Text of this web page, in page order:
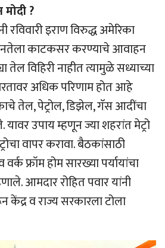
?
रविवारी इराण विरुद्ध अमेरिका
जनतेला काटकसर करण्याचे आवाहन
विहिरी नाहीत त्यामुळे सध्याच्या
अधिक परिणाम होत आहे
तेल, पेट्रोल, डिझेल, गॅस आदींचा
उपाय म्हणून ज्या शहरांत मेट्रो
वापर करावा. बैठकांसाठी
फ्रॉम होम सारख्या पर्यायांचा
आमदार रोहित पवार यांनी
केंद्र व राज्य सरकारला टोला